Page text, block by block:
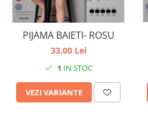
PIJAMA BAIETI- ROSU
33,00 Lei
1 IN STOC
VEZI VARIANTE